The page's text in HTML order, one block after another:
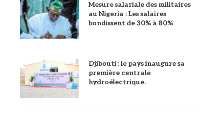
Mesure salariale des militaires
au Nigeria : Les salaires
bondissent de 30% à 80%
Djibouti : le pays inaugure sa
première centrale
hydroélectrique.